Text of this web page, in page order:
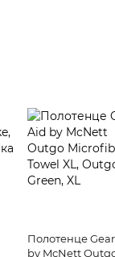
Полотенце
by McNett